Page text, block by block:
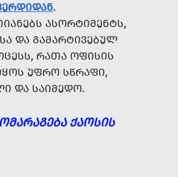
.
ᲐᲡᲝᲠᲢᲘᲛᲔᲜᲢᲡ,
ᲓᲐ ᲒᲐᲛᲐᲠᲢᲘᲕᲔᲑᲣᲚ
ᲠᲐᲗᲐ ᲝᲤᲘᲡᲘᲡ
ᲣᲤᲠᲝ ᲡᲬᲠᲐᲤᲘ,
ᲓᲐ ᲡᲐᲘᲛᲔᲓᲝ.
ᲥᲐᲝᲡᲘᲡ